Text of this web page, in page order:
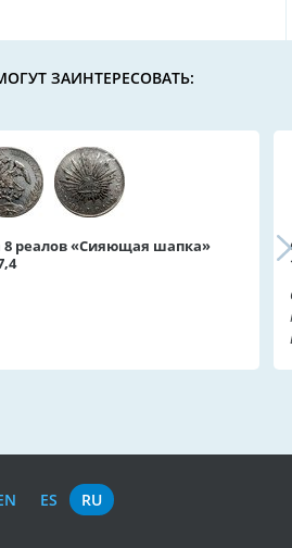
ЗАИНТЕРЕСОВАТЬ:
8 реалов «Сияющая шапка»
ES RU